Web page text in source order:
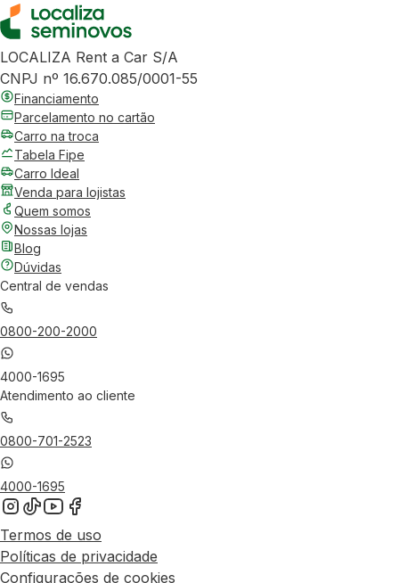
LOCALIZA Rent a Car S/A
CNPJ nº 16.670.085/0001-55
Financiamento
Parcelamento no cartão
Carro na troca
Tabela Fipe
Carro Ideal
Venda para lojistas
Quem somos
Nossas lojas
Blog
Dúvidas
Central de vendas
0800-200-2000
4000-1695
Atendimento ao cliente
0800-701-2523
4000-1695
Termos de uso
Políticas de privacidade
Configurações de cookies